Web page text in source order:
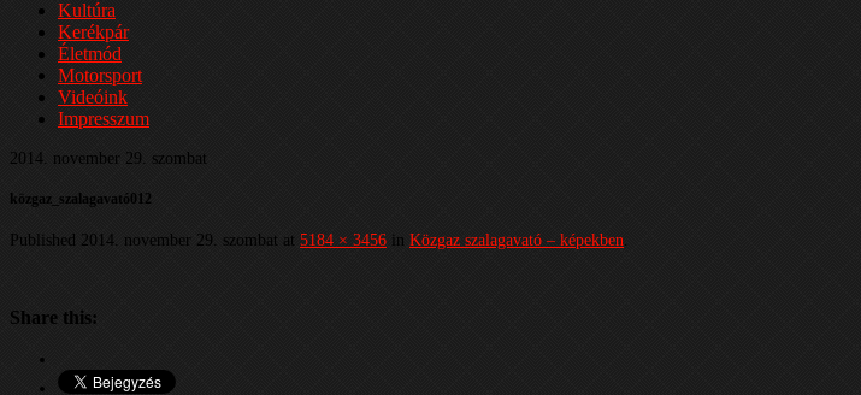
Kultúra
Kerékpár
Életmód
Motorsport
Videóink
Impresszum
2014. november 29. szombat
közgaz_szalagavató012
Published 2014. november 29. szombat at 5184 × 3456 in Közgaz szalagavató – képekben
Share this: